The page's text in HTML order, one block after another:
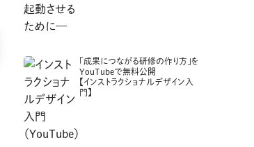
「成果につながる研修の作り方」を
YouTubeで無料公開
【インストラクショナルデザイン入
門】